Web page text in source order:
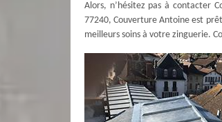
Alors, n’hésitez pas à contacter
77240, Couverture Antoine est
meilleurs soins à votre zinguerie.